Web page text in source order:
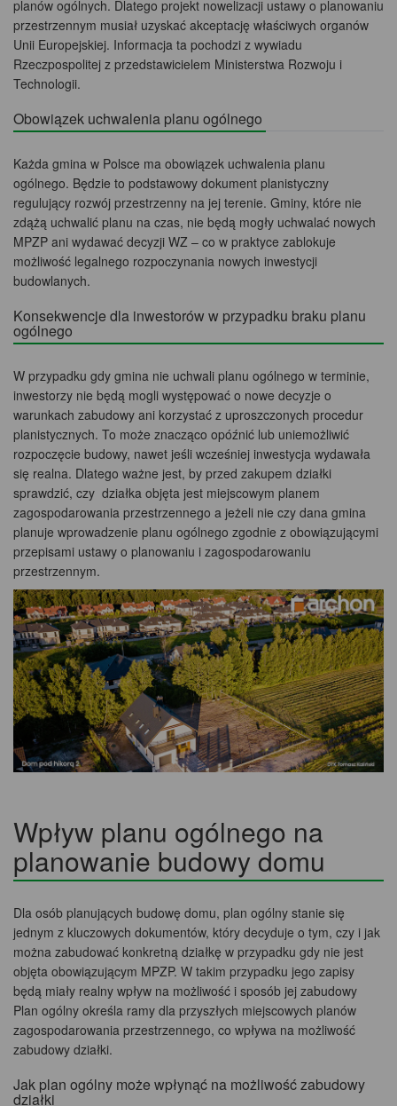
planów ogólnych. Dlatego projekt nowelizacji ustawy o planowaniu
przestrzennym musiał uzyskać akceptację właściwych organów
Unii Europejskiej. Informacja ta pochodzi z wywiadu
Rzeczpospolitej z przedstawicielem Ministerstwa Rozwoju i
Technologii.
Obowiązek uchwalenia planu ogólnego
Każda gmina w Polsce ma obowiązek uchwalenia planu
ogólnego. Będzie to podstawowy dokument planistyczny
regulujący rozwój przestrzenny na jej terenie. Gminy, które nie
zdążą uchwalić planu na czas, nie będą mogły uchwalać nowych
MPZP ani wydawać decyzji WZ – co w praktyce zablokuje
możliwość legalnego rozpoczynania nowych inwestycji
budowlanych.
Konsekwencje dla inwestorów w przypadku braku planu
ogólnego
W przypadku gdy gmina nie uchwali planu ogólnego w terminie,
inwestorzy nie będą mogli występować o nowe decyzje o
warunkach zabudowy ani korzystać z uproszczonych procedur
planistycznych. To może znacząco opóźnić lub uniemożliwić
rozpoczęcie budowy, nawet jeśli wcześniej inwestycja wydawała
się realna. Dlatego ważne jest, by przed zakupem działki
sprawdzić, czy działka objęta jest miejscowym planem
zagospodarowania przestrzennego a jeżeli nie czy dana gmina
planuje wprowadzenie planu ogólnego zgodnie z obowiązującymi
przepisami ustawy o planowaniu i zagospodarowaniu
przestrzennym.
Wpływ planu ogólnego na
planowanie budowy domu
Dla osób planujących budowę domu, plan ogólny stanie się
jednym z kluczowych dokumentów, który decyduje o tym, czy i jak
można zabudować konkretną działkę w przypadku gdy nie jest
objęta obowiązującym MPZP. W takim przypadku jego zapisy
będą miały realny wpływ na możliwość i sposób jej zabudowy
Plan ogólny określa ramy dla przyszłych miejscowych planów
zagospodarowania przestrzennego, co wpływa na możliwość
zabudowy działki.
Jak plan ogólny może wpłynąć na możliwość zabudowy
działki